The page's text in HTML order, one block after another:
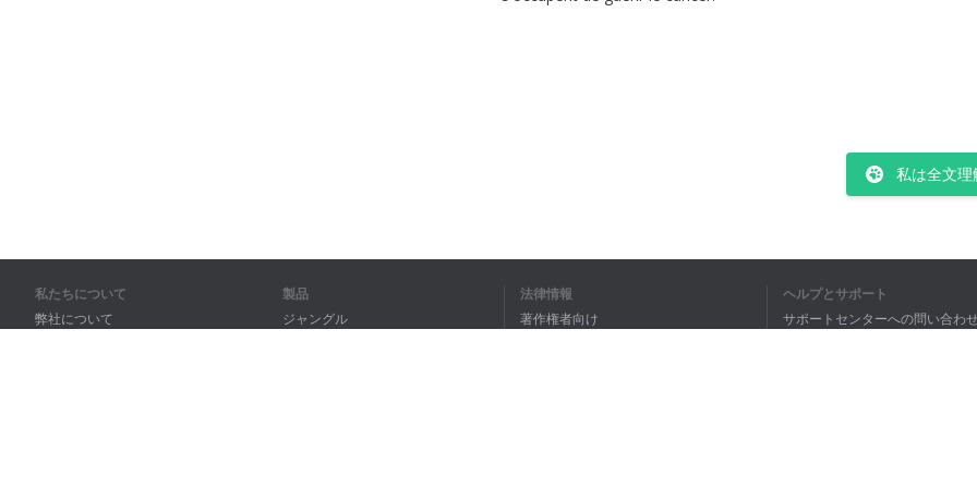
私は全文理
私たちについて
弊社について
製品
ジャングル
法律情報
著作権者向け
ヘルプとサポート
サポートセンターへの問い合わ